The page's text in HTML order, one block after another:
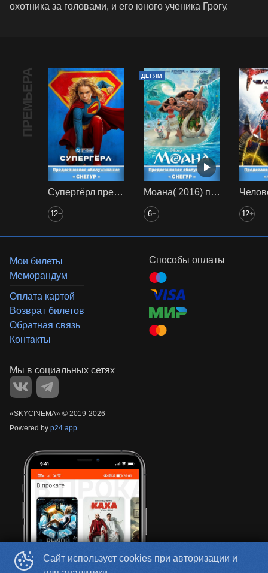
охотника за головами, и его юного ученика Грогу.
ПРЕМЬЕРА
Супергёрл предс. обсл. Снегур
12+
ДЕТЯМ
Моана( 2016) предс. обсл. Снегур
6+ 12+
Сайт использует cookies при авторизации и
Мои билеты
Меморандум
Оплата картой
Возврат билетов
Обратная связь
Контакты
Способы оплаты
«‎SKYCINEMA» © 2019-2026
Powered by p24.app